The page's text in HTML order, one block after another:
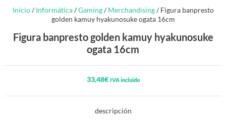
Início/ Informática/Gaming/ Merchandising/ Figura banpresto
golden kamuy hyakunosuke ogata 16cm
Figura banpresto golden kamuy hyakunosuke
ogata 16cm
33,48€ IVA incluido
descripción